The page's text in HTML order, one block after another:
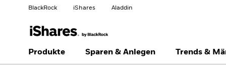
BlackRock iShares Aladdin
Anlegertyp wechseln
Land ändern
Produkte Sparen & Anlegen Trends &